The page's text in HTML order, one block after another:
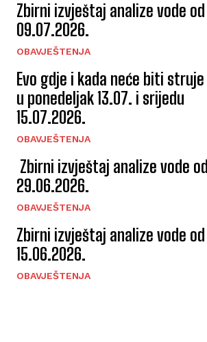
Zbirni izvještaj analize vode od
09.07.2026.
OBAVJEŠTENJA
Evo gdje i kada neće biti struje
u ponedeljak 13.07. i srijedu
15.07.2026.
OBAVJEŠTENJA
Zbirni izvještaj analize vode od
29.06.2026.
OBAVJEŠTENJA
Zbirni izvještaj analize vode od
15.06.2026.
OBAVJEŠTENJA